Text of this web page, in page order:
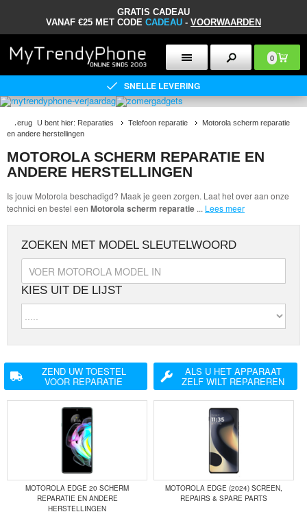
GRATIS CADEAU
VANAF €25 MET CODE CADEAU - VOORWAARDEN
0
SNELLE LEVERING
Terug U bent hier: Reparaties Telefoon reparatie
Motorola scherm reparatie
en andere herstellingen
MOTOROLA SCHERM REPARATIE EN
ANDERE HERSTELLINGEN
Is jouw Motorola beschadigd? Maak je geen zorgen. Laat het over aan onze
technici en bestel een Motorola scherm reparatie ... Lees meer
ZOEKEN MET MODEL SLEUTELWOORD
KIES UIT DE LIJST
ZEND UW TOESTEL
VOOR REPARATIE
ALS U HET APPARAAT
ZELF WILT REPAREREN
MOTOROLA EDGE 20 SCHERM
REPARATIE EN ANDERE
HERSTELLINGEN
MOTOROLA EDGE (2024) SCREEN,
REPAIRS & SPARE PARTS